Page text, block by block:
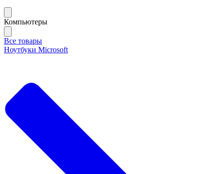
Компьютеры
Все товары
Ноутбуки Microsoft